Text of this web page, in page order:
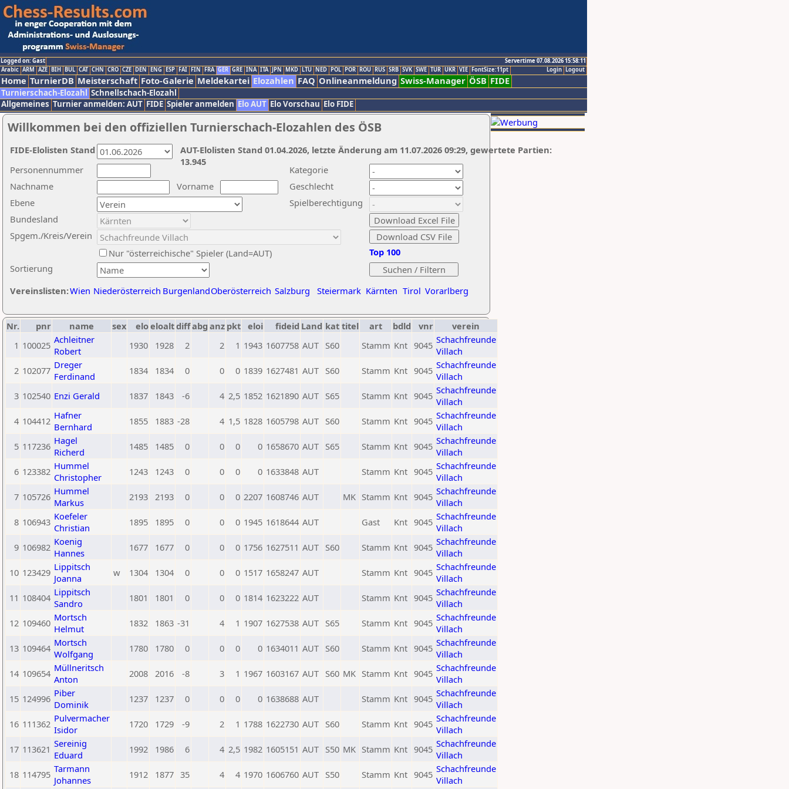
Logged on: Gast
Servertime 07.08.2026 15:58:11
Logout
Login
Arabic ARM AZE BIH BUL CAT CHN CRO CZE DEN ENG ESP FAI FIN FRA GER GRE INA ITA JPN MKD LTU NED POL POR ROU RUS SRB SVK SWE TUR UKR VIE FontSize:11pt
Home TurnierDB Meisterschaft Foto-Galerie Meldekartei Elozahlen FAQ Onlineanmeldung Swiss-Manager ÖSB FIDE
Turnierschach-Elozahl Schnellschach-Elozahl
Allgemeines Turnier anmelden: AUT FIDE Spieler anmelden Elo AUT Elo Vorschau Elo FIDE
Willkommen bei den offiziellen Turnierschach-Elozahlen des ÖSB
Nachname
Vorname
Ebene
Kategorie
Sortierung
Personennummer
Bundesland
Spgem./Kreis/Verein
Geschlecht
Nur "österreichische" Spieler (Land=AUT)
Spielberechtigung
Vereinslisten:Wien Niederösterreich BurgenlandOberösterreich Salzburg Steiermark Kärnten Tirol Vorarlberg
Top 100
AUT-Elolisten Stand 01.04.2026, letzte Änderung am 11.07.2026 09:29, gewertete Partien:
13.945
FIDE-Elolisten Stand
Nr. pnr name sex eloeloaltdiffabg anz pkt eloi fideid Land kat titel art bdld vnr
verein
1 100025 Achleitner
Robert
1930 1928 2 2 1 1943 1607758 AUT S60 Stamm Knt 9045 Schachfreunde
Villach
2 102077 Dreger
Ferdinand
1834 1834 0 0 0 1839 1627481 AUT S60 Stamm Knt 9045 Schachfreunde
Villach
3 102540 Enzi Gerald 1837 1843 -6 4 2,5 1852 1621890 AUT S65 Stamm Knt 9045 Schachfreunde
Villach
4 104412 Hafner
Bernhard
1855 1883 -28 4 1,5 1828 1605798 AUT S60 Stamm Knt 9045 Schachfreunde
Villach
5 117236 Hagel
Richerd
1485 1485 0 0 0 0 1658670 AUT S65 Stamm Knt 9045 Schachfreunde
Villach
6 123382 Hummel
Christopher
1243 1243 0 0 0 0 1633848 AUT Stamm Knt 9045 Schachfreunde
Villach
7 105726 Hummel
Markus
2193 2193 0 0 0 2207 1608746 AUT MK Stamm Knt 9045 Schachfreunde
Villach
8 106943 Koefeler
Christian
1895 1895 0 0 0 1945 1618644 AUT Gast Knt 9045 Schachfreunde
Villach
9 106982 Koenig
Hannes
1677 1677 0 0 0 1756 1627511 AUT S60 Stamm Knt 9045 Schachfreunde
Villach
10 123429 Lippitsch
Joanna
w 1304 1304 0 0 0 1517 1658247 AUT Stamm Knt 9045 Schachfreunde
Villach
11 108404 Lippitsch
Sandro
1801 1801 0 0 0 1814 1623222 AUT Stamm Knt 9045 Schachfreunde
Villach
12 109460 Mortsch
Helmut
1832 1863 -31 4 1 1907 1627538 AUT S65 Stamm Knt 9045 Schachfreunde
Villach
13 109464 Mortsch
Wolfgang
1780 1780 0 0 0 0 1634011 AUT S60 Stamm Knt 9045 Schachfreunde
Villach
14 109654 Müllneritsch
Anton
2008 2016 -8 3 1 1967 1603167 AUT S60 MK Stamm Knt 9045 Schachfreunde
Villach
15 124996 Piber
Dominik
1237 1237 0 0 0 0 1638688 AUT Stamm Knt 9045 Schachfreunde
Villach
16 111362 Pulvermacher
Isidor
1720 1729 -9 2 1 1788 1622730 AUT S60 Stamm Knt 9045 Schachfreunde
Villach
17 113621 Sereinig
Eduard
1992 1986 6 4 2,5 1982 1605151 AUT S50 MK Stamm Knt 9045 Schachfreunde
Villach
18 114795 Tarmann
Johannes
1912 1877 35 4 4 1970 1606760 AUT S50 Stamm Knt 9045 Schachfreunde
Villach